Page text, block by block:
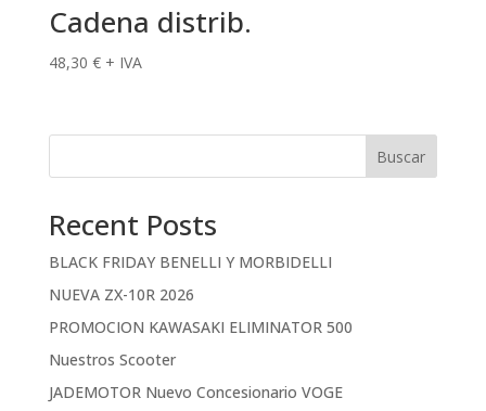
Cadena distrib.
48,30 € + IVA
Buscar
Recent Posts
BLACK FRIDAY BENELLI Y MORBIDELLI
NUEVA ZX-10R 2026
PROMOCION KAWASAKI ELIMINATOR 500
Nuestros Scooter
JADEMOTOR Nuevo Concesionario VOGE